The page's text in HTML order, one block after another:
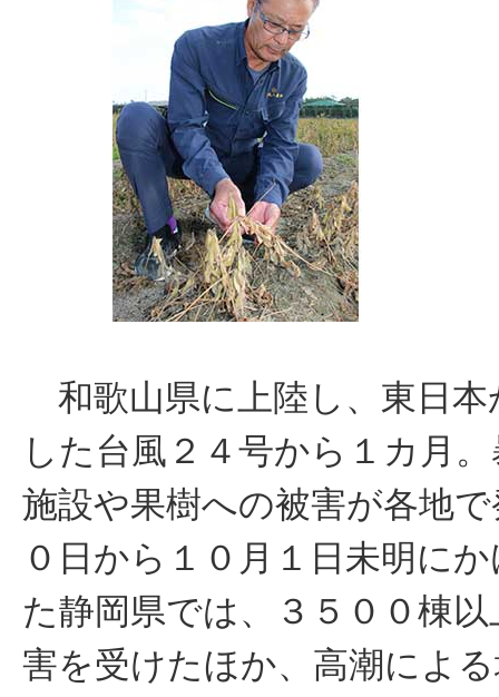
和歌山県に上陸し、東日本
した台風２４号から１カ月
施設や果樹への被害が各地
０日から１０月１日未明に
た静岡県では、３５００棟
害を受けたほか、高潮によ